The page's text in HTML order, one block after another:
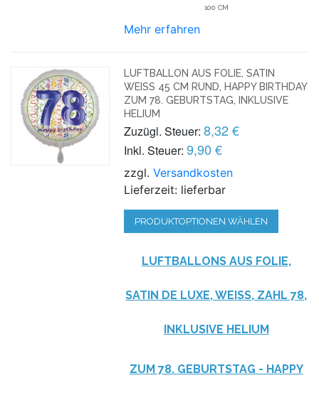
100 CM
Mehr erfahren
LUFTBALLON AUS FOLIE, SATIN
WEISS 45 CM RUND, HAPPY BIRTHDAY Z
UM 78. GEBURTSTAG, INKLUSIVE H
ELIUM
Zuzügl. Steuer: 8,32 €
Inkl. Steuer: 9,90 €
zzgl.Versandkosten
Lieferzeit: lieferbar
PRODUKTOPTIONEN WÄHLEN
LUFTBALLONS AUS FOLIE,
SATIN DE LUXE, WEISS, ZAHL 78, I
NKLUSIVE HELIUM
ZUM 78. GEBURTSTAG - HAPPY